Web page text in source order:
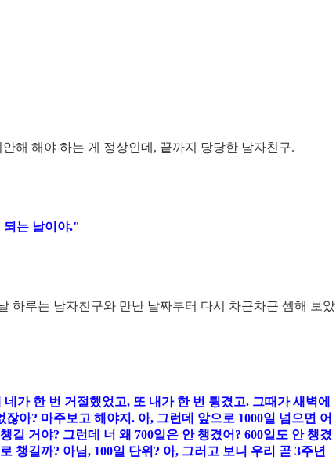
해 해야 하는 게 정상인데, 끝까지 당당한 남자친구.
되는 날이야."
하루는 남자친구와 만난 날짜부터 다시 차근차근 셈해 보았
가 한 번 거절했었고, 또 내가 한 번 튕겼고. 그때가 새벽에
아? 마주보고 해야지. 아, 그런데 앞으로 1000일 넘으면 어
길 거야? 그런데 너 왜 700일은 안 챙겼어? 600일도 안 챙겼
챙길까? 아님, 100일 단위? 아, 그러고 보니 우리 곧 3주년